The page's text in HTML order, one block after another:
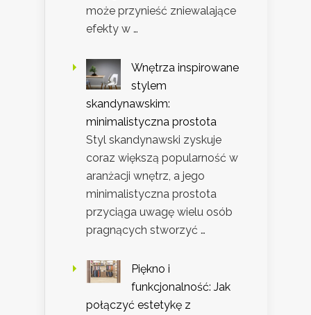
może przynieść zniewalające
efekty w …
Wnętrza inspirowane
stylem
skandynawskim:
minimalistyczna prostota
Styl skandynawski zyskuje
coraz większą popularność w
aranżacji wnętrz, a jego
minimalistyczna prostota
przyciąga uwagę wielu osób
pragnących stworzyć …
Piękno i
funkcjonalność: Jak
połączyć estetykę z